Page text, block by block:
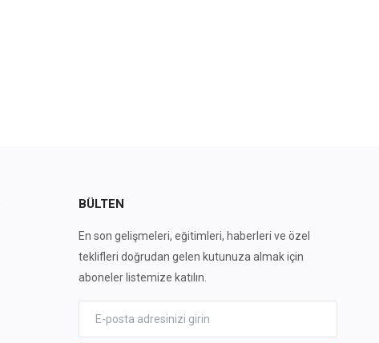
BÜLTEN
En son gelişmeleri, eğitimleri, haberleri ve özel
teklifleri doğrudan gelen kutunuza almak için
aboneler listemize katılın.